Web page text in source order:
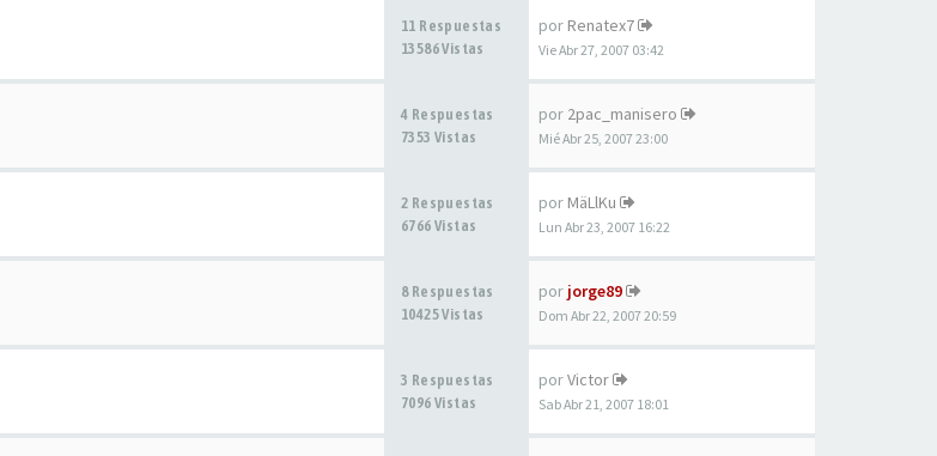
11 Respuestas
13586 Vistas
por Renatex7
Vie Abr 27, 2007 03:42
4 Respuestas
7353 Vistas
por 2pac_manisero
Mié Abr 25, 2007 23:00
2 Respuestas
6766 Vistas
por MäLlKu
Lun Abr 23, 2007 16:22
8 Respuestas
10425 Vistas
por jorge89
Dom Abr 22, 2007 20:59
3 Respuestas
7096 Vistas
porVictor
Sab Abr 21, 2007 18:01